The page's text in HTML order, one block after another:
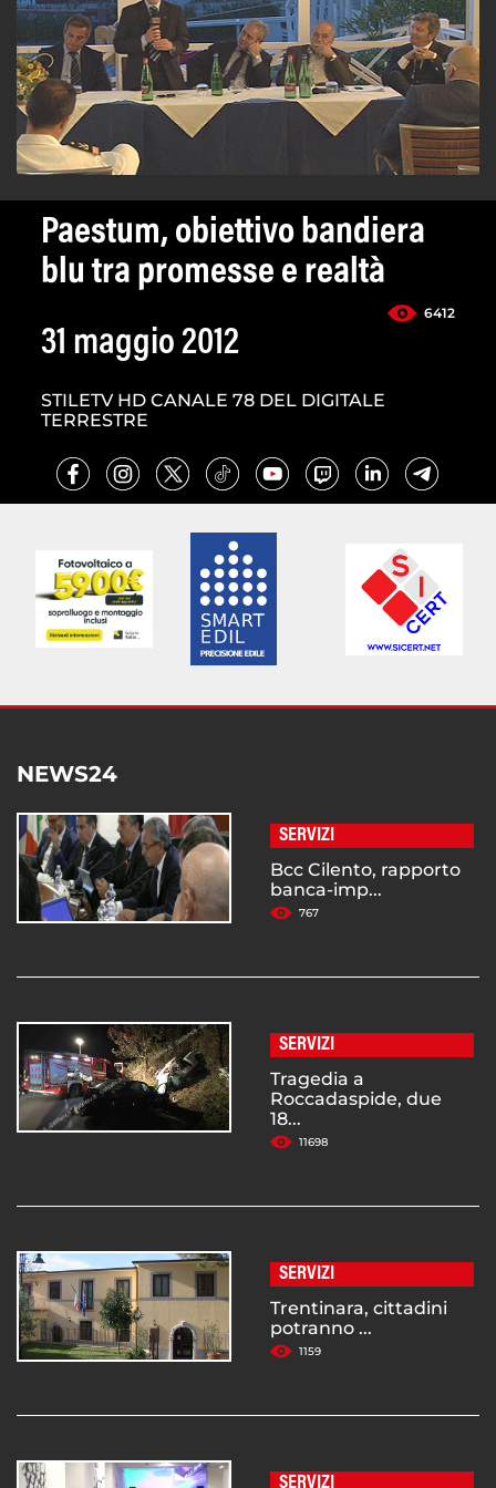
Paestum, obiettivo bandiera
blu tra promesse e realtà
6412
31 maggio 2012
STILETV HD CANALE 78 DEL DIGITALE
TERRESTRE
NEWS24
SERVIZI
Bcc Cilento, rapporto
banca-imp...
767
SERVIZI
Tragedia a
Roccadaspide, due
18...
11698
SERVIZI
Trentinara, cittadini
potranno ...
1159
SERVIZI